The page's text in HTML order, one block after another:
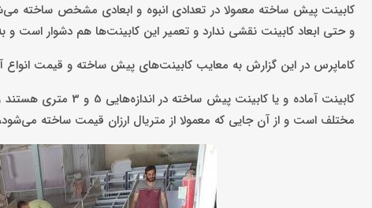
کابینت پیش ساخته معمولا در تعدادی انبوه و ابعادی مشخص ساخته
و حتی ابعاد کابینت نقشی ندارد و تعمیر این کابینت‌ها هم دشوار است و
کاماپرس در این گزارش به معایب کابینت‌های پیش ساخته و قیمت انواع
کابینت آماده و یا
مختلف است و از آن جایی که معمولا از متریال ارزان قیمت ساخته می‌شود،